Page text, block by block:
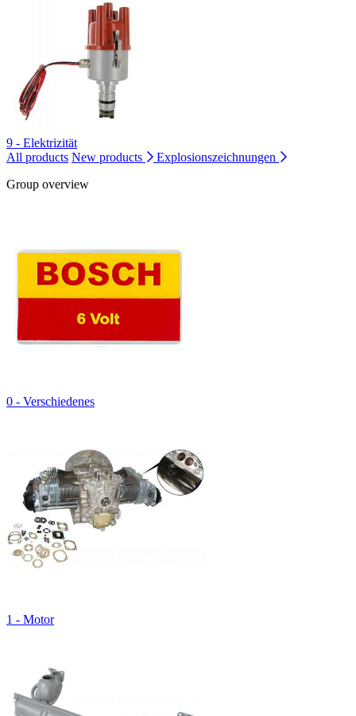
9 - Elektrizität
All products New products
Explosionszeichnungen
Group overview
0 - Verschiedenes
1 - Motor